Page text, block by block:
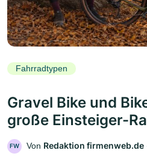
Fahrradtypen
Gravel Bike und
große Einsteiger-
FW Von Redaktion firmenweb.de